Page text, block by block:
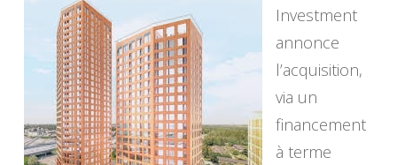
Investment
annonce
l’acquisition,
via un
financement
à terme